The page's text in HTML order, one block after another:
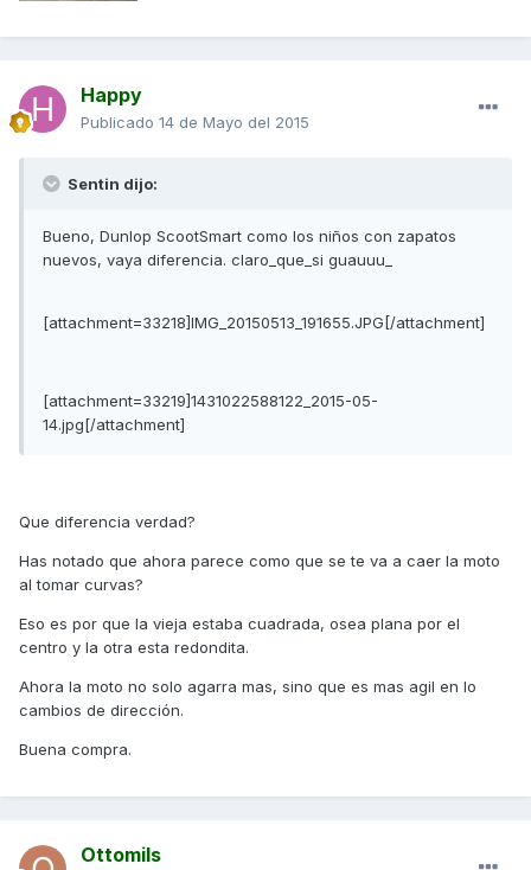
Happy
Publicado 14 de Mayo del 2015
Sentin dijo:
Bueno, Dunlop ScootSmart como los niños con zapatos
nuevos, vaya diferencia. claro_que_si guauuu_
[attachment=33218]IMG_20150513_191655.JPG[/attachment]
[attachment=33219]1431022588122_2015-05-
14.jpg[/attachment]
Que diferencia verdad?
Has notado que ahora parece como que se te va a caer la moto
al tomar curvas?
Eso es por que la vieja estaba cuadrada, osea plana por el
centro y la otra esta redondita.
Ahora la moto no solo agarra mas, sino que es mas agil en lo
cambios de dirección.
Buena compra.
Ottomils